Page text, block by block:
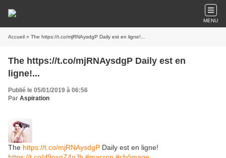
MENU
Accueil » The https://t.co/mjRNAysdgP Daily est en ligne!...
The https://t.co/mjRNAysdgP Daily est en
ligne!...
Publié le 05/01/2019 à 06:56
Par Aspiration
The https://t.co/mjRNAysdgP Daily est en ligne!